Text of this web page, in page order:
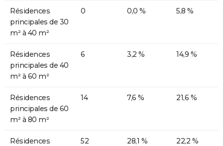
Résidences
principales de 30
m² à 40 m²
0 0,0 % 5,8 %
Résidences
principales de 40
m² à 60 m²
6 3,2 % 14,9 %
Résidences
principales de 60
m² à 80 m²
14 7,6 % 21,6 %
Résidences
52 28,1 % 22,2 %